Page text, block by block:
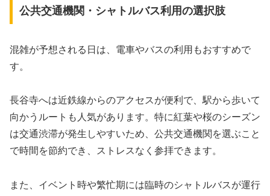
公共交通機関・シャトルバス利用の選択肢
混雑が予想される日は、電車やバスの利用もおすすめで
す。
長谷寺へは近鉄線からのアクセスが便利で、駅から歩いて
向かうルートも人気があります。特に紅葉や桜のシーズン
は交通渋滞が発生しやすいため、公共交通機関を選ぶこと
で時間を節約でき、ストレスなく参拝できます。
また、イベント時や繁忙期には臨時のシャトルバスが運行